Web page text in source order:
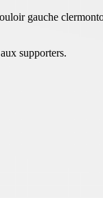
gauche
supporters.